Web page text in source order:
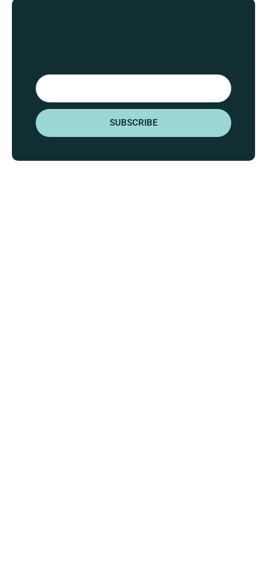
Email
SUBSCRIBE